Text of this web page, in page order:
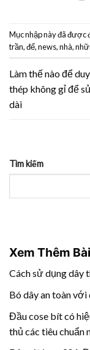
Mục nhập này đã được
trần,để,news,nhà,
Làm thế nào để
thép không gỉ để
dài
Tìm kiếm
Xem Thêm
Cách sử dụng dây
Bó dây an toàn
Đầu cose bít có
thủ các tiêu chuẩn